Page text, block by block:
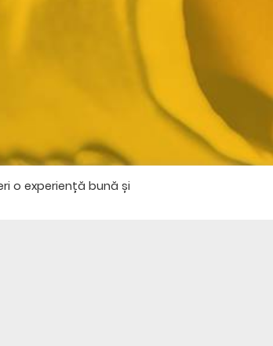
o experiență bună și